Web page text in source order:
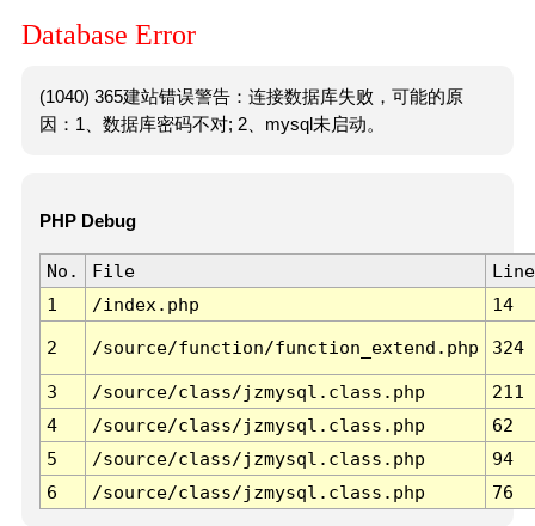
Database Error
(1040) 365建站错误警告：连接数据库失败，可能的原
因：1、数据库密码不对; 2、mysql未启动。
PHP Debug
No. File
Line
1
/index.php 14
2 /source/function/function_extend.php 324
3 /source/class/jzmysql.class.php
211
4
/source/class/jzmysql.class.php
62
5
/source/class/jzmysql.class.php
94
6
/source/class/jzmysql.class.php 76